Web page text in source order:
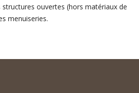
ouvertes (hors matériaux de
menuiseries.